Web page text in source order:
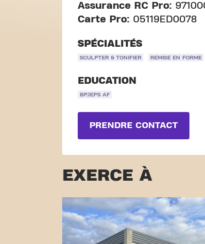
Assurance RC Pro:
Carte Pro: 05119ED0078
SPÉCIALITÉS
SCULPTER & TONIFIER REMISE EN FORME
EDUCATION
BPJEPS AF
PRENDRE CONTACT
EXERCE À